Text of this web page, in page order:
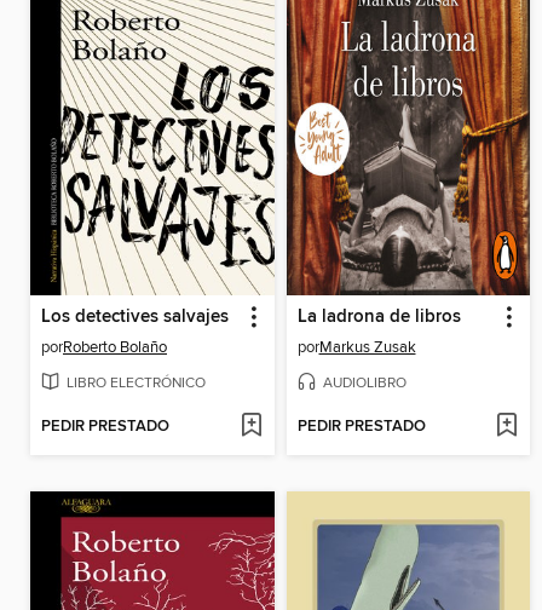
Los detectives salvajes
porRoberto Bolaño
LIBRO ELECTRÓNICO
PEDIR PRESTADO
La ladrona de libros
porMarkus Zusak
AUDIOLIBRO
PEDIR PRESTADO